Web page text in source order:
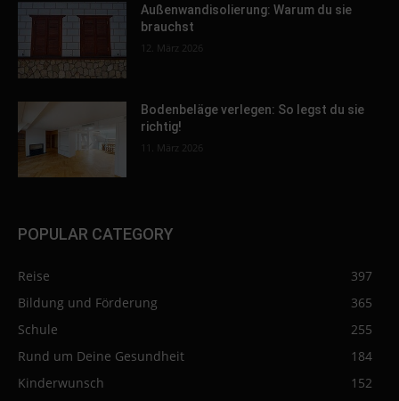
Außenwandisolierung: Warum du sie
brauchst
12. März 2026
Bodenbeläge verlegen: So legst du sie
richtig!
11. März 2026
POPULAR CATEGORY
Reise
397
Bildung und Förderung
365
Schule
255
Rund um Deine Gesundheit
184
Kinderwunsch
152